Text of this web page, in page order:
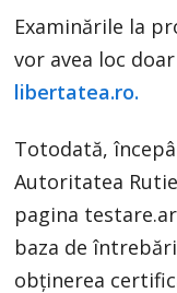
Examinările la
vor avea loc
libertatea.ro.
Totodată,
Autoritatea
pagina
baza de
obținerea